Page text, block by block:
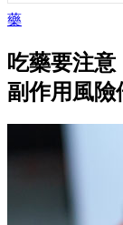
藥
吃藥要注意
副作用風險